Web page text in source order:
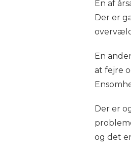
En af
Der er
En
at fejre
Der er
og det